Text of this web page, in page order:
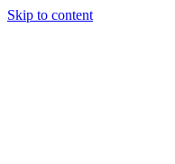
Skip to content